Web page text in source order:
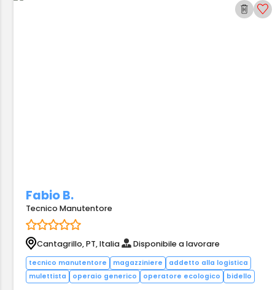
Fabio B.
Tecnico Manutentore
Cantagrillo, PT, Italia Disponibile a lavorare
tecnico manutentore magazziniere
addetto alla logistica
mulettista
operaio generico operatore ecologico bidello